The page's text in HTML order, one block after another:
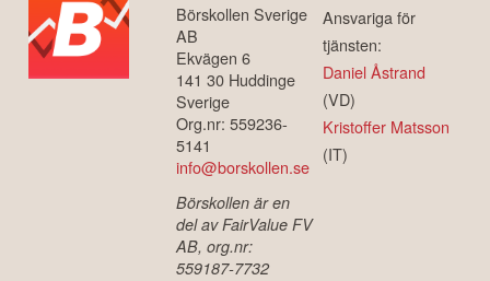
Börskollen Sverige
AB
Ekvägen 6
141 30 Huddinge
Sverige
Org.nr: 559236-
5141
info@borskollen.se
Börskollen är en
del av FairValue FV
AB, org.nr:
559187-7732
Ansvariga för
tjänsten:
Daniel Åstrand
(VD)
Kristoffer Matsson
(IT)